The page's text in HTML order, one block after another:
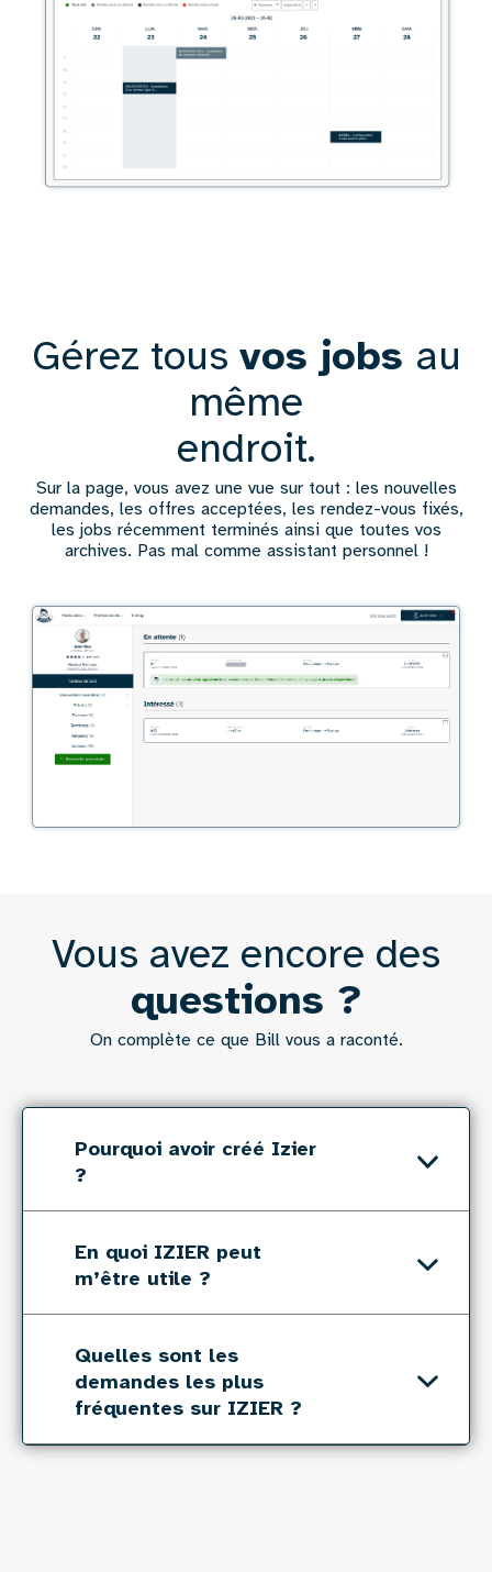
Texte
Gérez tous vos jobs au
même
endroit.
Sur la page, vous avez une vue sur tout : les nouvelles
demandes, les offres acceptées, les rendez-vous fixés,
les jobs récemment terminés ainsi que toutes vos
archives. Pas mal comme assistant personnel !
TexteVous avez encore des
questions ?
On complète ce que Bill vous a raconté.
Pourquoi avoir créé Izier
?
En quoi IZIER peut
m’être utile ?
Quelles sont les
demandes les plus
fréquentes sur IZIER ?